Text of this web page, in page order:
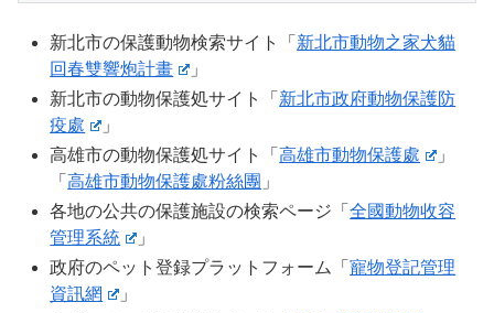
新北市の保護動物検索サイト「 新北市動物之家犬貓
回春雙響炮計畫
」
新北市の動物保護処サイト「 新北市政府動物保護防
疫處
」
高雄市の動物保護処サイト「高雄市動物保護處
」
「高雄市動物保護處粉絲團 」
各地の公共の保護施設の検索ページ「全國動物收容
管理系統
」
政府のペット登録プラットフォーム「寵物登記管理
資訊網
」